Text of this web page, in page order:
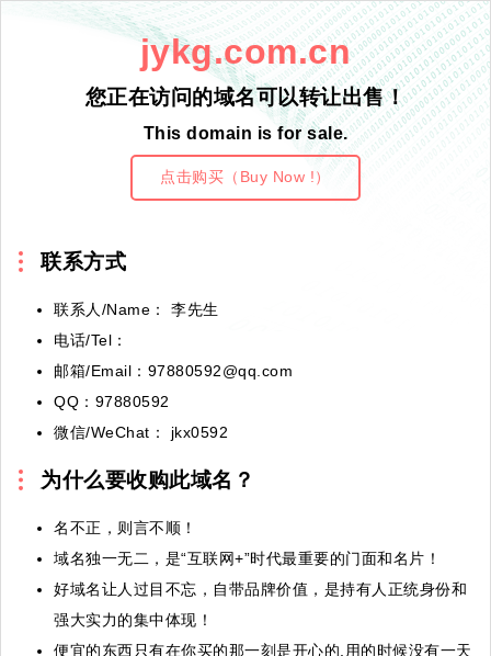
jykg.com.cn
您正在访问的域名可以转让出售！
This domain is for sale.
点击购买（Buy Now !）
联系方式
联系人/Name： 李先生
电话/Tel：
邮箱/Email：97880592@qq.com
QQ：97880592
微信/WeChat： jkx0592
为什么要收购此域名？
名不正，则言不顺！
域名独一无二，是“互联网+”时代最重要的门面和名片！
好域名让人过目不忘，自带品牌价值，是持有人正统身份和
强大实力的集中体现！
便宜的东西只有在你买的那一刻是开心的,用的时候没有一天